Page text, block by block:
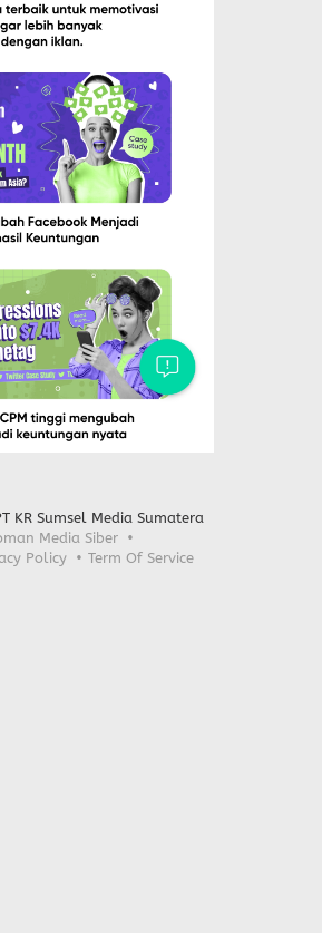
KR Sumsel Media Sumatera
Media Siber
Policy Term Of Service